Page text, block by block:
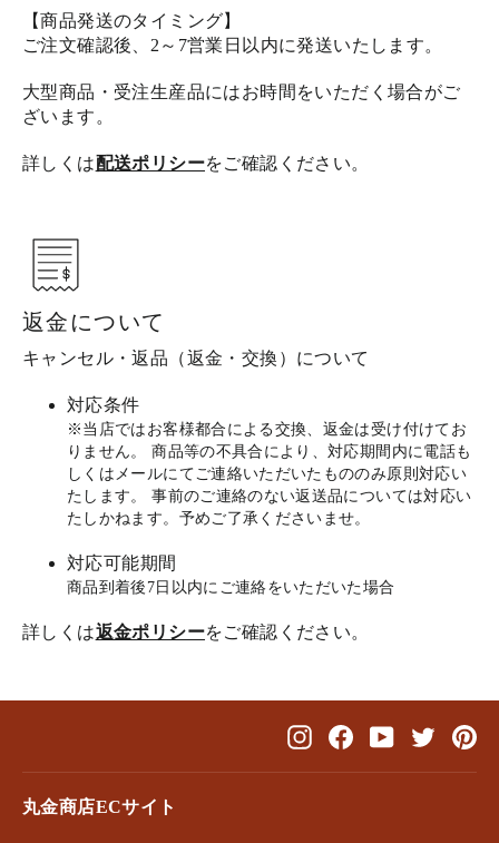
【商品発送のタイミング】
ご注文確認後、2～7営業日以内に発送いたします。
大型商品・受注生産品にはお時間をいただく場合がご
ざいます。
詳しくは配送ポリシーをご確認ください。
返金について
キャンセル・返品（返金・交換）について
対応条件
※当店ではお客様都合による交換、返金は受け付けてお
りません。 商品等の不具合により、対応期間内に電話も
しくはメールにてご連絡いただいたもののみ原則対応い
たします。 事前のご連絡のない返送品については対応い
たしかねます。予めご了承くださいませ。
対応可能期間
商品到着後7日以内にご連絡をいただいた場合
詳しくは返金ポリシーをご確認ください。
InstagramFacebookYouTubeTwitter
丸金商店ECサイト